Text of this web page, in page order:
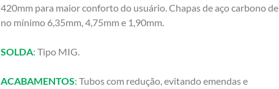
420mm para maior conforto do usuário. Chapas de aço carbono de
no mínimo 6,35mm, 4,75mm e 1,90mm.
SOLDA: Tipo MIG.
ACABAMENTOS: Tubos com redução, evitando emendas e